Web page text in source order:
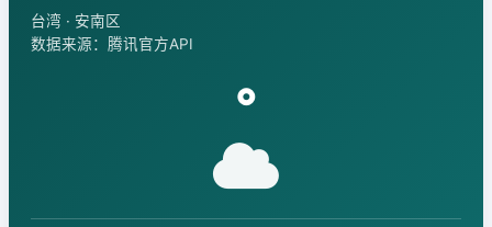
台湾 · 安南区
数据来源：腾讯官方API
°